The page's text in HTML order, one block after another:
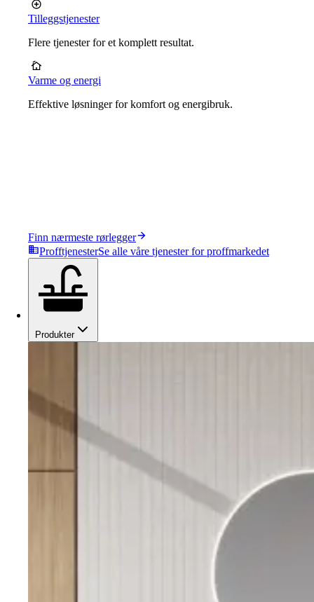
Tilleggstjenester
Flere tjenester for et komplett resultat.
Varme og energi
Effektive løsninger for komfort og energibruk.
Finn nærmeste rørlegger
ProfftjenesterSe alle våre tjenester for proffmarkedet
Produkter